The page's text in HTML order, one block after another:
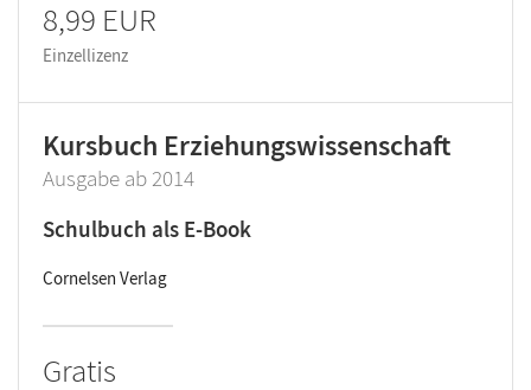
8,99 EUR
Einzellizenz
Kursbuch Erziehungswissenschaft
Ausgabe ab 2014
Schulbuch als E-Book
Cornelsen Verlag
Gratis